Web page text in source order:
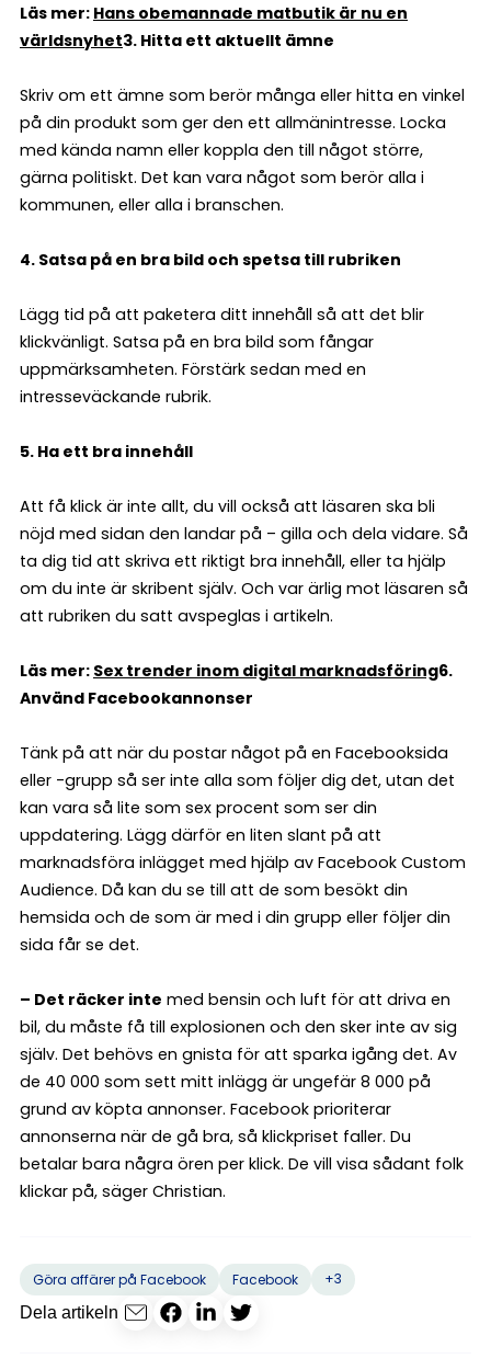
Läs mer: Hans obemannade matbutik är nu en
världsnyhet3. Hitta ett aktuellt ämne
Skriv om ett ämne som berör många eller hitta en vinkel
på din produkt som ger den ett allmänintresse. Locka
med kända namn eller koppla den till något större,
gärna politiskt. Det kan vara något som berör alla i
kommunen, eller alla i branschen.
4. Satsa på en bra bild och spetsa till rubriken
Lägg tid på att paketera ditt innehåll så att det blir
klickvänligt. Satsa på en bra bild som fångar
uppmärksamheten. Förstärk sedan med en
intresseväckande rubrik.
5. Ha ett bra innehåll
Att få klick är inte allt, du vill också att läsaren ska bli
nöjd med sidan den landar på – gilla och dela vidare. Så
ta dig tid att skriva ett riktigt bra innehåll, eller ta hjälp
om du inte är skribent själv. Och var ärlig mot läsaren så
att rubriken du satt avspeglas i artikeln.
Läs mer: Sex trender inom digital marknadsföring6.
Använd Facebookannonser
Tänk på att när du postar något på en Facebooksida
eller -grupp så ser inte alla som följer dig det, utan det
kan vara så lite som sex procent som ser din
uppdatering. Lägg därför en liten slant på att
marknadsföra inlägget med hjälp av Facebook Custom
Audience. Då kan du se till att de som besökt din
hemsida och de som är med i din grupp eller följer din
sida får se det.
– Det räcker inte med bensin och luft för att driva en
bil, du måste få till explosionen och den sker inte av sig
själv. Det behövs en gnista för att sparka igång det. Av
de 40 000 som sett mitt inlägg är ungefär 8 000 på
grund av köpta annonser. Facebook prioriterar
annonserna när de gå bra, så klickpriset faller. Du
betalar bara några ören per klick. De vill visa sådant folk
klickar på, säger Christian.
Göra affärer på Facebook Facebook
+3
Dela artikeln